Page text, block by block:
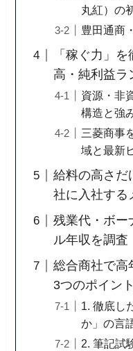
丸紅）の
豊田通商
「稼ぐ力」
高・純利益ラ
資源・非
構造と強
三菱商事
域と最新
給料の高さだ
社に入社する
残業代・ボー
ル年収を調査
総合商社で高
3つのポイント
1. 徹底し
か」の言
2. 筆記試